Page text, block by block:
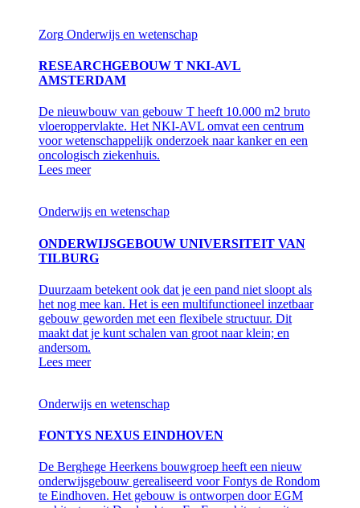
Zorg Onderwijs en wetenschap
RESEARCHGEBOUW T NKI-AVL
AMSTERDAM
De nieuwbouw van gebouw T heeft 10.000 m2 bruto
vloeroppervlakte. Het NKI-AVL omvat een centrum
voor wetenschappelijk onderzoek naar kanker en een
oncologisch ziekenhuis.
Lees meer
Onderwijs en wetenschap
ONDERWIJSGEBOUW UNIVERSITEIT VAN
TILBURG
Duurzaam betekent ook dat je een pand niet sloopt als
het nog mee kan. Het is een multifunctioneel inzetbaar
gebouw geworden met een flexibele structuur. Dit
maakt dat je kunt schalen van groot naar klein; en
andersom.
Lees meer
Onderwijs en wetenschap
FONTYS NEXUS EINDHOVEN
De Berghege Heerkens bouwgroep heeft een nieuw
onderwijsgebouw gerealiseerd voor Fontys de Rondom
te Eindhoven. Het gebouw is ontworpen door EGM